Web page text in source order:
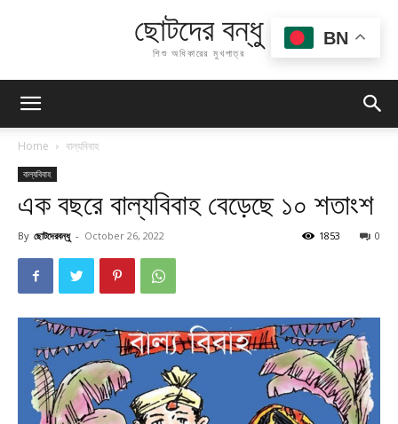
ছোটদের বন্ধু
শিশু অধিকারের মুখপাত্র
Home বাল্যবিবাহ
বাল্যবিবাহ
এক বছরে বাল্যবিবাহ বেড়েছে ১০ শতাংশ
By ছোটদেরবন্ধু - October 26, 2022 0
1853
BN